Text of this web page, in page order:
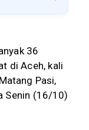
36
di Aceh, kali
Pasi,
Senin (16/10)